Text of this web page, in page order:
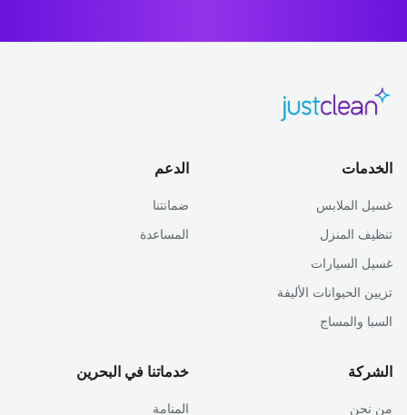
الخدمات
غسيل الملابس
تنظيف المنزل
غسيل السيارات
تزيين الحيوانات الأليفة
السبا والمساج
الدعم
ضمانتنا
المساعدة
الشركة
من نحن
خدماتنا في البحرين
المنامة